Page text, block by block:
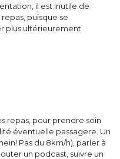
il est inutile de
puisque se
plus ultérieurement.
repas, pour prendre soin
éventuelle passagere. Un
Pas du 8km/h), parler à
un podcast, suivre un